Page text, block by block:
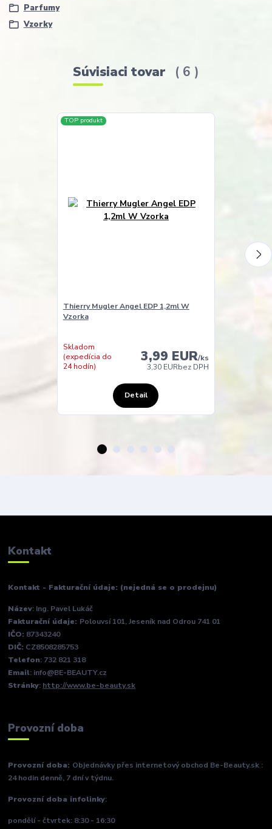
Parfumy
Vzorky
Súvisiaci tovar 6
TOP produkt
Thierry Mugler Angel EDP 1,2ml W
Vzorka
3,99 EUR/ks
3,30 EURbez DPH
Skladom
(expedícia do
24 hodín)
Detail
Kontakt
Kontakt - Fakturační údaje: (nejedná se o prodejnu)
Název: Ing. Pavel Lukáč
Fakturační údaje: Polouvsí 101, Jeseník nad Odrou 741 01
IČO: 87343240
DIČ: CZ8508285753
Telefon: 732 821 318
Email: info@BE-BEAUTY.cz
Stránky: http://www.be-beauty.sk
Provozní doba
Provozní doba: Objednávky přes internetový obchod Be-Beauty.sk :
24 hodin denně, 7 dní v týdnu.
Provozní doba infolinky:
pondělí - čtvrtek: 8:30 - 16:30